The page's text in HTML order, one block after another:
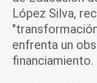
López Silva,
enfrenta un
financiamiento.